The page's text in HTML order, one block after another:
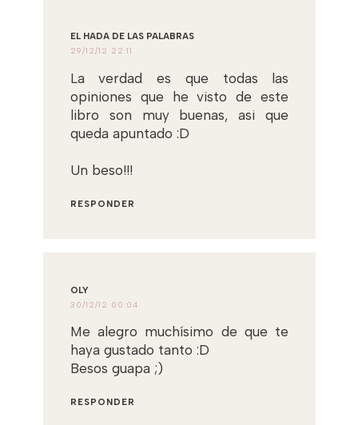
EL HADA DE LAS PALABRAS
29/12/12 22:11
La verdad es que todas las
opiniones que he visto de este
libro son muy buenas, asi que
queda apuntado :D
Un beso!!!
RESPONDER
OLY
30/12/12 00:04
Me alegro muchísimo de que te
haya gustado tanto :D
Besos guapa ;)
RESPONDER